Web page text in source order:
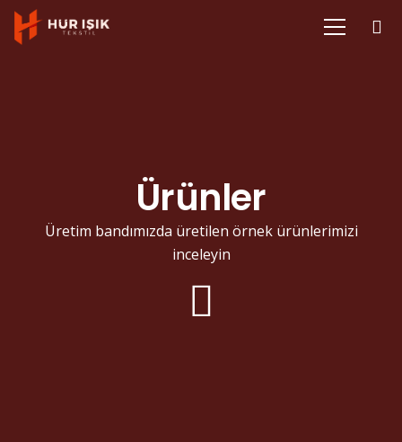
Ürünler
Üretim bandımızda üretilen örnek ürünlerimizi
inceleyin